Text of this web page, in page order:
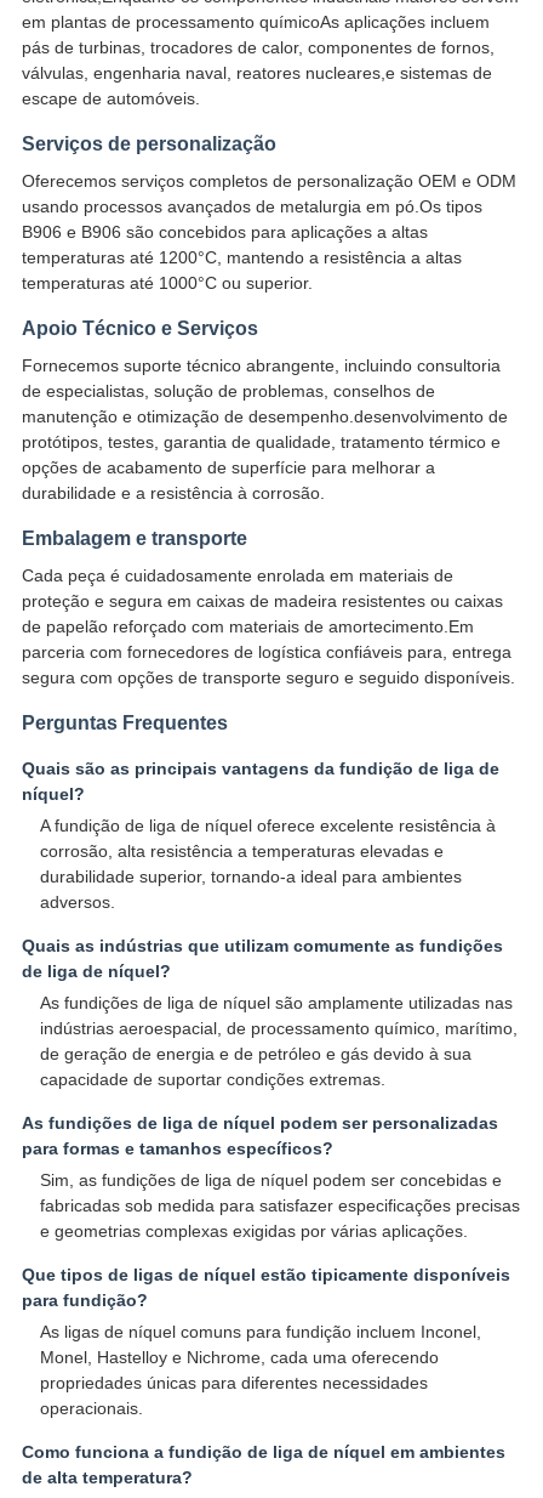
em plantas de processamento químicoAs aplicações incluem
pás de turbinas, trocadores de calor, componentes de fornos,
válvulas, engenharia naval, reatores nucleares,e sistemas de
escape de automóveis.
Serviços de personalização
Oferecemos serviços completos de personalização OEM e ODM
usando processos avançados de metalurgia em pó.Os tipos
B906 e B906 são concebidos para aplicações a altas
temperaturas até 1200°C, mantendo a resistência a altas
temperaturas até 1000°C ou superior.
Apoio Técnico e Serviços
Fornecemos suporte técnico abrangente, incluindo consultoria
de especialistas, solução de problemas, conselhos de
manutenção e otimização de desempenho.desenvolvimento de
protótipos, testes, garantia de qualidade, tratamento térmico e
opções de acabamento de superfície para melhorar a
durabilidade e a resistência à corrosão.
Embalagem e transporte
Cada peça é cuidadosamente enrolada em materiais de
proteção e segura em caixas de madeira resistentes ou caixas
de papelão reforçado com materiais de amortecimento.Em
parceria com fornecedores de logística confiáveis para, entrega
segura com opções de transporte seguro e seguido disponíveis.
Perguntas Frequentes
Quais são as principais vantagens da fundição de liga de
níquel?
A fundição de liga de níquel oferece excelente resistência à
corrosão, alta resistência a temperaturas elevadas e
durabilidade superior, tornando-a ideal para ambientes
adversos.
Quais as indústrias que utilizam comumente as fundições
de liga de níquel?
As fundições de liga de níquel são amplamente utilizadas nas
indústrias aeroespacial, de processamento químico, marítimo,
de geração de energia e de petróleo e gás devido à sua
capacidade de suportar condições extremas.
As fundições de liga de níquel podem ser personalizadas
para formas e tamanhos específicos?
Sim, as fundições de liga de níquel podem ser concebidas e
fabricadas sob medida para satisfazer especificações precisas
e geometrias complexas exigidas por várias aplicações.
Que tipos de ligas de níquel estão tipicamente disponíveis
para fundição?
As ligas de níquel comuns para fundição incluem Inconel,
Monel, Hastelloy e Nichrome, cada uma oferecendo
propriedades únicas para diferentes necessidades
operacionais.
Como funciona a fundição de liga de níquel em ambientes
de alta temperatura?